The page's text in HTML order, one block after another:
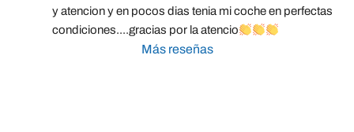
y atencion y en pocos dias tenia mi coche en perfectas
condiciones....gracias por la atencio
Más reseñas